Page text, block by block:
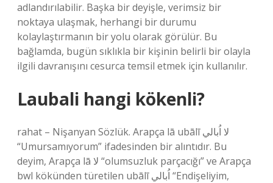
adlandırılabilir. Başka bir deyişle, verimsiz bir
noktaya ulaşmak, herhangi bir durumu
kolaylaştırmanın bir yolu olarak görülür. Bu
bağlamda, bugün sıklıkla bir kişinin belirli bir olayla
ilgili davranışını cesurca temsil etmek için kullanılır.
Laubali hangi kökenli?
rahat – Nişanyan Sözlük. Arapça lā ubālī لا اُبالي
“Umursamıyorum” ifadesinden bir alıntıdır. Bu
deyim, Arapça lā لا “olumsuzluk parçacığı” ve Arapça
bwl kökünden türetilen ubālī اُبالي “Endişeliyim,